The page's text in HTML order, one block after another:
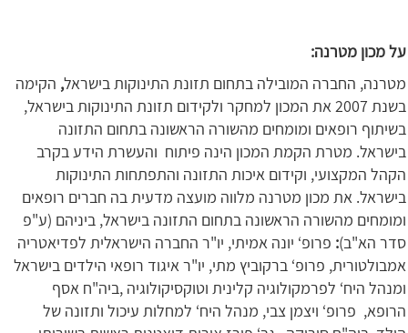
על מכון מטרנה:
מטרנה, החברה המובילה בתחום תזונת התינוקות בישראל, הקימה
בשנת 2007 את המכון למחקר ולקידום תזונת התינוקות בישראל,
בשיתוף רופאים ומומחים מהשורה הראשונה בתחום התזונה
בישראל. מטרת הקמת המכון הינה פיתוח והעשרת הידע בקרב
הקהל המקצועי, וקידום איכות התזונה והתפתחות התינוקות
בישראל. את מכון מטרנה מלווה מועצה מדעית בה חברים רופאים
ומומחים מהשורה הראשונה בתחום התזונה בישראל, ביניהם (ע"פ
סדר הא"ב): פרופ‘ יונה אמיתי, יו"ר החברה הישראלית לפדיאטריה
אמבולטורית, פרופ‘ ברקוביץ מתי, יו"ר איגוד רופאי הילדים בישראל
ומנהל היח‘ לפרמקולוגיה קלינית וטוקסיקולוגיה ,ביה"ח אסף
הרופא, פרופ‘ ויצמן צבי, מנהל היח‘ למחלות עיכול ותזונה של